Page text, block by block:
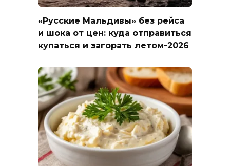
«Русские Мальдивы» без рейса
и шока от цен: куда отправиться
купаться и загорать летом-2026